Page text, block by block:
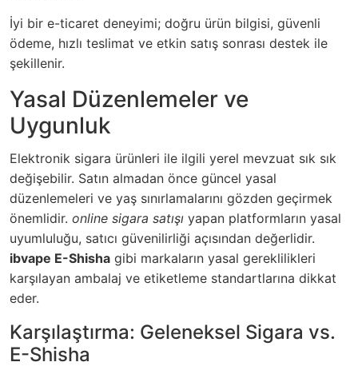
İyi bir e-ticaret deneyimi; doğru ürün bilgisi, güvenli
ödeme, hızlı teslimat ve etkin satış sonrası destek ile
şekillenir.
Yasal Düzenlemeler ve
Uygunluk
Elektronik sigara ürünleri ile ilgili yerel mevzuat sık sık
değişebilir. Satın almadan önce güncel yasal
düzenlemeleri ve yaş sınırlamalarını gözden geçirmek
önemlidir. online sigara satışı yapan platformların yasal
uyumluluğu, satıcı güvenilirliği açısından değerlidir.
ibvape E-Shisha gibi markaların yasal gereklilikleri
karşılayan ambalaj ve etiketleme standartlarına dikkat
eder.
Karşılaştırma: Geleneksel Sigara vs.
E-Shisha